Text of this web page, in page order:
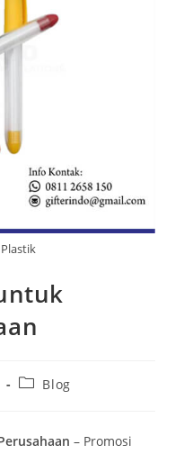
Blog
– Promosi